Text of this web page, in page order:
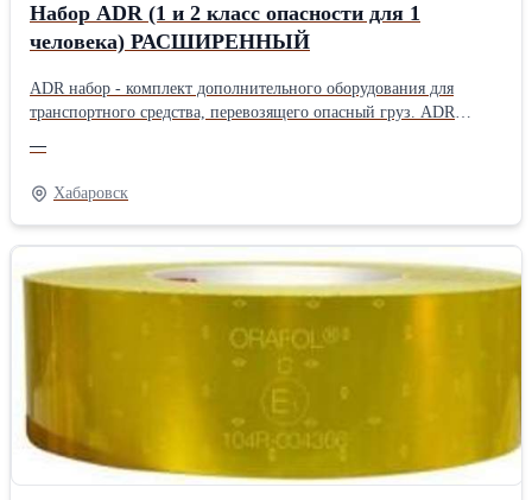
Набор ADR (1 и 2 класс опасности для 1
человека) РАСШИРЕННЫЙ
ADR набор - комплект дополнительного оборудования для
транспортного средства, перевозящего опасный груз. ADR
средстве при перевозке опасного груза, согласно требованиям
ДОПОГ/ADR, за исключением элементов маркировки и
огнетушителей. Все наборы могут быть до укомплектованы по
—
Хабаровск